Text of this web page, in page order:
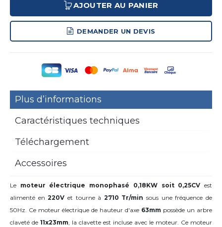
AJOUTER AU PANIER
DEMANDER UN DEVIS
Plus d’informations
Caractéristiques techniques
Téléchargement
Accessoires
Le moteur électrique monophasé 0,18KW soit 0,25CV est
alimenté en220V et tourne à 2710 Tr/min sous une fréquence de
50Hz. Ce moteur électrique de hauteur d'axe 63mm possède un arbre
claveté de 11x23mm, la clavette est incluse avec le moteur. Ce moteur